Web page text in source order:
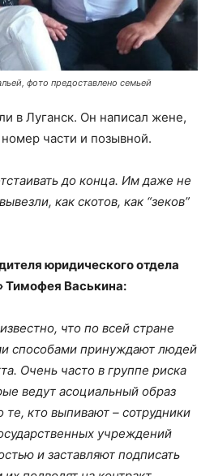
фото предоставлено семьей
в Луганск. Он написал жене,
части и позывной.
до конца. Им даже не
как скотов, как “зеков”
юридического отдела
Васькина:
что по всей стране
способами принуждают людей
Очень часто в группе риска
ведут асоциальный образ
кто выпивают – сотрудники
учреждений
и заставляют подписать